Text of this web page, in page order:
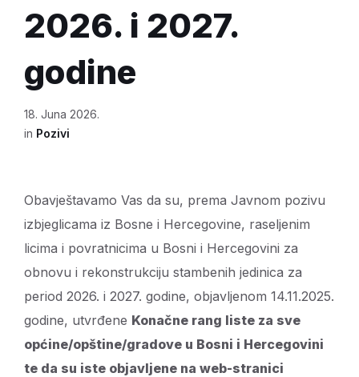
2026. i 2027.
godine
18. Juna 2026.
in Pozivi
Obavještavamo Vas da su, prema Javnom pozivu
izbjeglicama iz Bosne i Hercegovine, raseljenim
licima i povratnicima u Bosni i Hercegovini za
obnovu i rekonstrukciju stambenih jedinica za
period 2026. i 2027. godine, objavljenom 14.11.2025.
godine, utvrđene Konačne rang liste za sve
općine/opštine/gradove u Bosni i Hercegovini
te da su iste objavljene na web-stranici